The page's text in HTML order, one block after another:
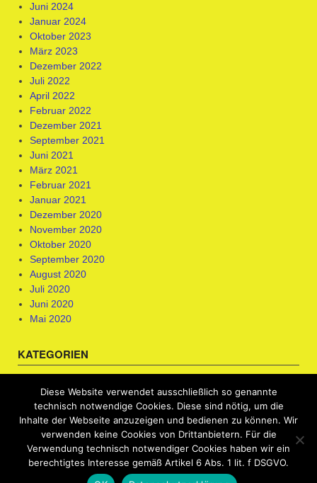
Juni 2024
Januar 2024
Oktober 2023
März 2023
Dezember 2022
Juli 2022
April 2022
Februar 2022
Dezember 2021
September 2021
Juni 2021
März 2021
Februar 2021
Januar 2021
Dezember 2020
November 2020
Oktober 2020
September 2020
August 2020
Juli 2020
Juni 2020
Mai 2020
KATEGORIEN
Bewerbungscoaching
Uncategorized
Diese Website verwendet ausschließlich so genannte
technisch notwendige Cookies. Diese sind nötig, um die
Inhalte der Webseite anzuzeigen und bedienen zu können. Wir
verwenden keine Cookies von Drittanbietern. Für die
Verwendung technisch notwendiger Cookies haben wir ein
berechtigtes Interesse gemäß Artikel 6 Abs. 1 lit. f DSGVO.